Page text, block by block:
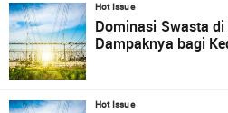
Hot Issue
Dominasi Swasta
Dampaknya bagi
Hot Issue